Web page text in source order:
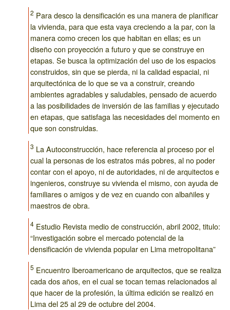
2 Para desco la densificación es una manera de planificar
la vivienda, para que esta vaya creciendo a la par, con la
manera como crecen los que habitan en ellas; es un
diseño con proyección a futuro y que se construye en
etapas. Se busca la optimización del uso de los espacios
construidos, sin que se pierda, ni la calidad espacial, ni
arquitectónica de lo que se va a construir, creando
ambientes agradables y saludables, pensado de acuerdo
a las posibilidades de inversión de las familias y ejecutado
en etapas, que satisfaga las necesidades del momento en
que son construidas.
3 La Autoconstrucción, hace referencia al proceso por el
cual la personas de los estratos más pobres, al no poder
contar con el apoyo, ni de autoridades, ni de arquitectos e
ingenieros, construye su vivienda el mismo, con ayuda de
familiares o amigos y de vez en cuando con albañiles y
maestros de obra.
4 Estudio Revista medio de construcción, abril 2002, titulo:
“Investigación sobre el mercado potencial de la
densificación de vivienda popular en Lima metropolitana”
5 Encuentro Iberoamericano de arquitectos, que se realiza
cada dos años, en el cual se tocan temas relacionados al
que hacer de la profesión, la última edición se realizó en
Lima del 25 al 29 de octubre del 2004.